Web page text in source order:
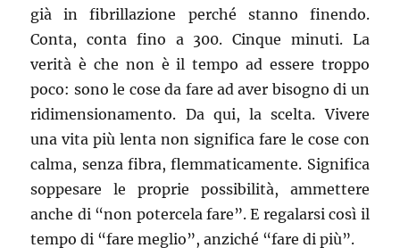
già in fibrillazione perché stanno finendo.
Conta, conta fino a 300. Cinque minuti. La
verità è che non è il tempo ad essere troppo
poco: sono le cose da fare ad aver bisogno di un
ridimensionamento. Da qui, la scelta. Vivere
una vita più lenta non significa fare le cose con
calma, senza fibra, flemmaticamente. Significa
soppesare le proprie possibilità, ammettere
anche di “non potercela fare”. E regalarsi così il
tempo di “fare meglio”, anziché “fare di più”.